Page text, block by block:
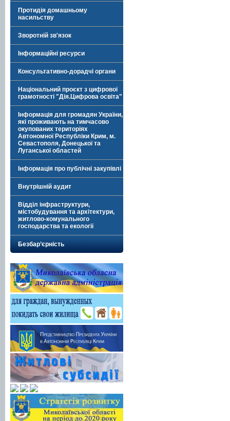
Протидія домашньому
насильству
Зворотній зв'язок
Інформаційні ресурси
Консультативно-дорадчі органи
Національний проєкт з цифрової
грамотності "Дія.Цифрова освіта"
Інформація для громадян України,
які проживають на тимчасово
окупованих територіях
Автономної Республіки Крим, м.
Севастополя, Донецької та
Луганської областей
Інформація про публічні закупівлі
Внутрішній аудит
Відділ інфраструктури,
містобудування та архітектури,
житлово-комунального
господарства та екології
Безбар’єрність